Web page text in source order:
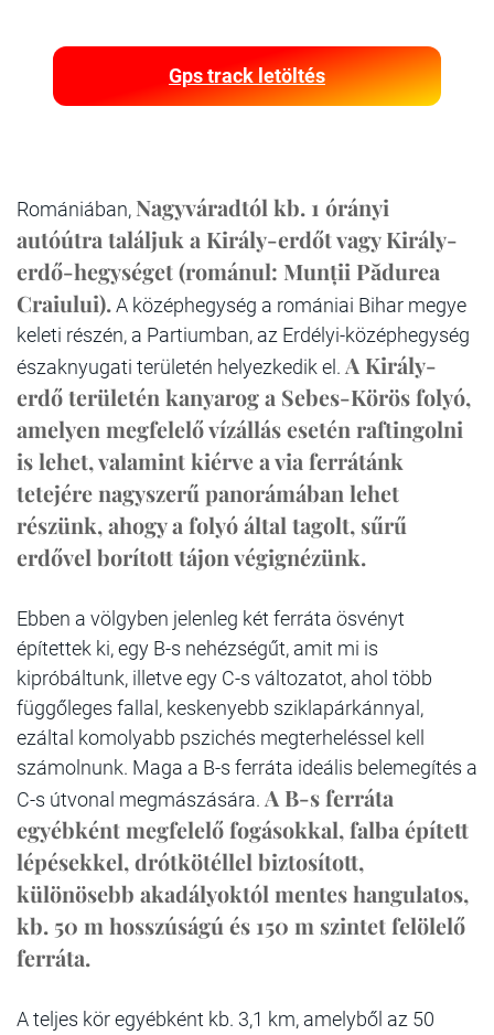
Gps track letöltés
Romániában, Nagyváradtól kb. 1 órányi
autóútra találjuk a Király-erdőt vagy Király-
erdő-hegységet (románul: Munții Pădurea
Craiului).A középhegység a romániai Bihar megye
keleti részén, a Partiumban, az Erdélyi-középhegység
északnyugati területén helyezkedik el. A Király-
erdő területén kanyarog a Sebes-Körös folyó,
amelyen megfelelő vízállás esetén raftingolni
is lehet, valamint kiérve a via ferrátánk
tetejére nagyszerű panorámában lehet
részünk, ahogy a folyó által tagolt, sűrű
erdővel borított tájon végignézünk.
Ebben a völgyben jelenleg két ferráta ösvényt
építettek ki, egy B-s nehézségűt, amit mi is
kipróbáltunk, illetve egy C-s változatot, ahol több
függőleges fallal, keskenyebb sziklapárkánnyal,
ezáltal komolyabb pszichés megterheléssel kell
számolnunk. Maga a B-s ferráta ideális belemegítés a
C-s útvonal megmászására. A B-s ferráta
egyébként megfelelő fogásokkal, falba épített
lépésekkel, drótkötéllel biztosított,
különösebb akadályoktól mentes hangulatos,
kb. 50 m hosszúságú és 150 m szintet felölelő
ferráta.
A teljes kör egyébként kb. 3,1 km, amelyből az 50